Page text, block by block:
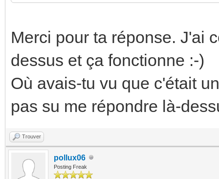
Merci pour ta réponse. J'ai
dessus et ça fonctionne :-)
Où avais-tu vu que c'était
pas su me répondre là-
Trouver
pollux06
Posting Freak